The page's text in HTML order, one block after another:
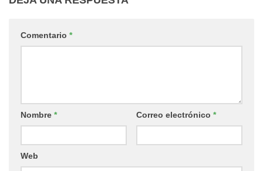
Comentario *
Nombre * Correo electrónico *
Web